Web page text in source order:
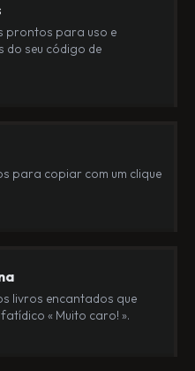
prontos para uso e
seu código de
para copiar com um clique
livros encantados que
« Muito caro! ».